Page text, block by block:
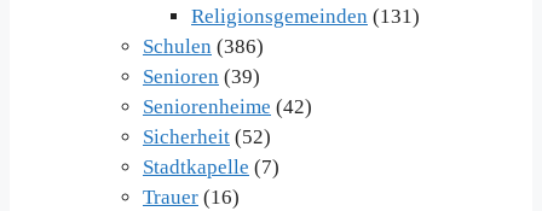
Religionsgemeinden (131)
Schulen (386)
Senioren (39)
Seniorenheime (42)
Sicherheit (52)
Stadtkapelle (7)
Trauer (16)